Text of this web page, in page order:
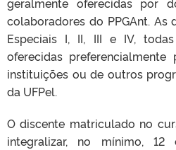
colaboradores do PPGAnt. As
Especiais I, II, III e IV,
oferecidas
instituições ou de outros
da UFPel.
O discente matriculado no
integralizar, no mínimo, 12